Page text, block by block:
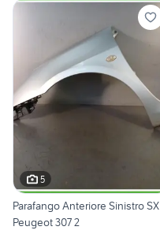
5
Parafango Anteriore Sinistro SX
Peugeot 307 2